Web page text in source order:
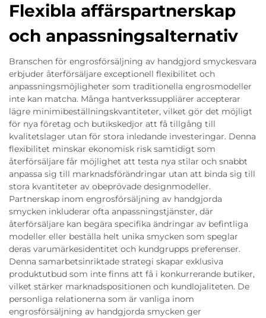
Flexibla affärspartnerskap
och anpassningsalternativ
Branschen för engrosförsäljning av handgjord smyckesvara
erbjuder återförsäljare exceptionell flexibilitet och
anpassningsmöjligheter som traditionella engrosmodeller
inte kan matcha. Många hantverkssuppliärer accepterar
lägre minimibeställningskvantiteter, vilket gör det möjligt
för nya företag och butikskedjor att få tillgång till
kvalitetslager utan för stora inledande investeringar. Denna
flexibilitet minskar ekonomisk risk samtidigt som
återförsäljare får möjlighet att testa nya stilar och snabbt
anpassa sig till marknadsförändringar utan att binda sig till
stora kvantiteter av obeprövade designmodeller.
Partnerskap inom engrosförsäljning av handgjorda
smycken inkluderar ofta anpassningstjänster, där
återförsäljare kan begära specifika ändringar av befintliga
modeller eller beställa helt unika smycken som speglar
deras varumärkesidentitet och kundgrupps preferenser.
Denna samarbetsinriktade strategi skapar exklusiva
produktutbud som inte finns att få i konkurrerande butiker,
vilket stärker marknadspositionen och kundlojaliteten. De
personliga relationerna som är vanliga inom
engrosförsäljning av handgjorda smycken ger